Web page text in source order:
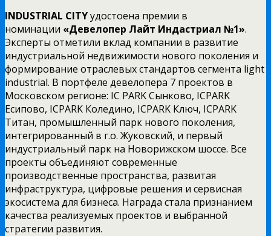
INDUSTRIAL CITYудостоена премии в
номинации «Девелопер Лайт Индастриал №1».
Эксперты отметили вклад компании в развитие
индустриальной недвижимости нового поколения и
формирование отраслевых стандартов сегмента light
industrial. В портфеле девелопера 7 проектов в
Московском регионе: IC PARK Сынково, ICPARK
Есипово, ICPARK Коледино, ICPARK Ключ, ICPARK
Титан, промышленный парк нового поколения,
интегрированный в г.о. Жуковский, и первый
индустриальный парк на Новорижском шоссе. Все
проекты объединяют современные
производственные пространства, развитая
инфраструктура, цифровые решения и сервисная
экосистема для бизнеса. Награда стала признанием
качества реализуемых проектов и выбранной
стратегии развития.